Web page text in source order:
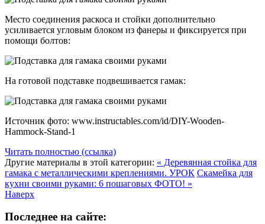
Место соединения раскоса и стойки дополнительно
усиливается угловым блоком из фанеры и фиксируется при
помощи болтов:
На готовой подставке подвешивается гамак:
Источник фото: www.instructables.com/id/DIY-Wooden-
Hammock-Stand-1
Читать полностью (ссылка)
Другие материалы в этой категории: « Деревянная стойка для
гамака с металлическими креплениями. УРОК Скамейка для
кухни своими руками: 6 пошаговых ФОТО! »
Наверх
Последнее на сайте: